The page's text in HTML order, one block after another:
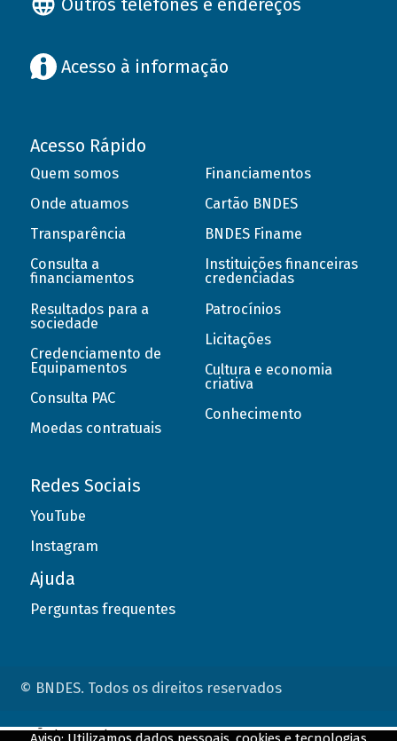
Acesso à informação
Acesso Rápido
Quem somos
Onde atuamos
Transparência
Consulta a
financiamentos
Resultados para a
sociedade
Credenciamento de
Equipamentos
Consulta PAC
Moedas contratuais
Financiamentos
Cartão BNDES
BNDES Finame
Instituições financeiras
credenciadas
Patrocínios
Licitações
Cultura e economia
criativa
Conhecimento
Redes Sociais
YouTube
Instagram
Ajuda
Perguntas frequentes
© BNDES. Todos os direitos reservados
ConteÃºdo complementar